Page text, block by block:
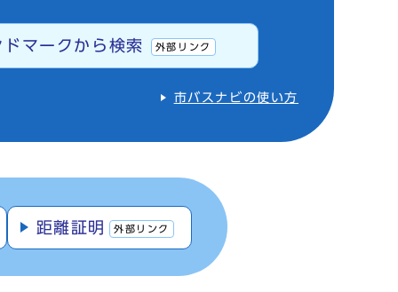
ドマークから検索 外部リンク
市バスナビの使い方
距離証明 外部リンク